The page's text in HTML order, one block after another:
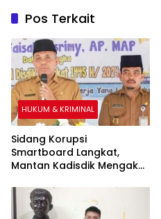
Pos Terkait
HUKUM & KRIMINAL
Sidang Korupsi
Smartboard Langkat,
Mantan Kadisdik Mengaku
Rp1 Miliar kepada Eks Pj
Bupati